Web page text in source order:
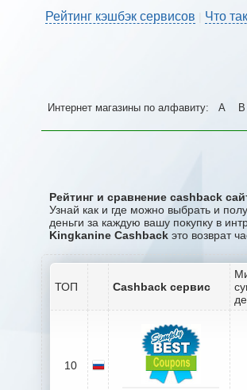
Рейтинг кэшбэк сервисов Что
Интернет магазины по алфавиту: A B
Рейтинг и сравнение cashback
Узнай как и где можно выбрать и
деньги за каждую вашу покупку в
Kingkanine Cashback это возврат
ТОП Cashback сервис
10